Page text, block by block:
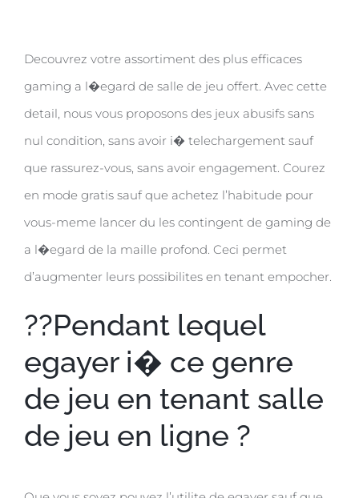
Decouvrez votre assortiment des plus efficaces
gaming a l�egard de salle de jeu offert. Avec cette
detail, nous vous proposons des jeux abusifs sans
nul condition, sans avoir i� telechargement sauf
que rassurez-vous, sans avoir engagement. Courez
en mode gratis sauf que achetez l’habitude pour
vous-meme lancer du les contingent de gaming de
a l�egard de la maille profond. Ceci permet
d’augmenter leurs possibilites en tenant empocher.
??Pendant lequel
egayer i� ce genre
de jeu en tenant salle
de jeu en ligne ?